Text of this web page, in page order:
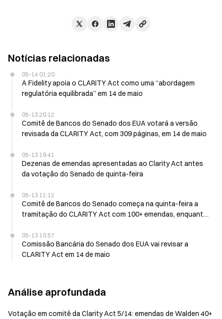
Notícias relacionadas
05-14 01:20
A Fidelity apoia o CLARITY Act como uma “abordagem
regulatória equilibrada” em 14 de maio
05-13 20:12
Comitê de Bancos do Senado dos EUA votará a versão
revisada da CLARITY Act, com 309 páginas, em 14 de maio
05-13 19:41
Dezenas de emendas apresentadas ao Clarity Act antes
da votação do Senado de quinta-feira
05-13 11:12
Comitê de Bancos do Senado começa na quinta-feira a
tramitação do CLARITY Act com 100+ emendas, enquanto
05-13 10:57
Comissão Bancária do Senado dos EUA vai revisar a
CLARITY Act em 14 de maio
Análise aprofundada
Votação em comitê da Clarity Act 5/14: emendas de Walden 40+